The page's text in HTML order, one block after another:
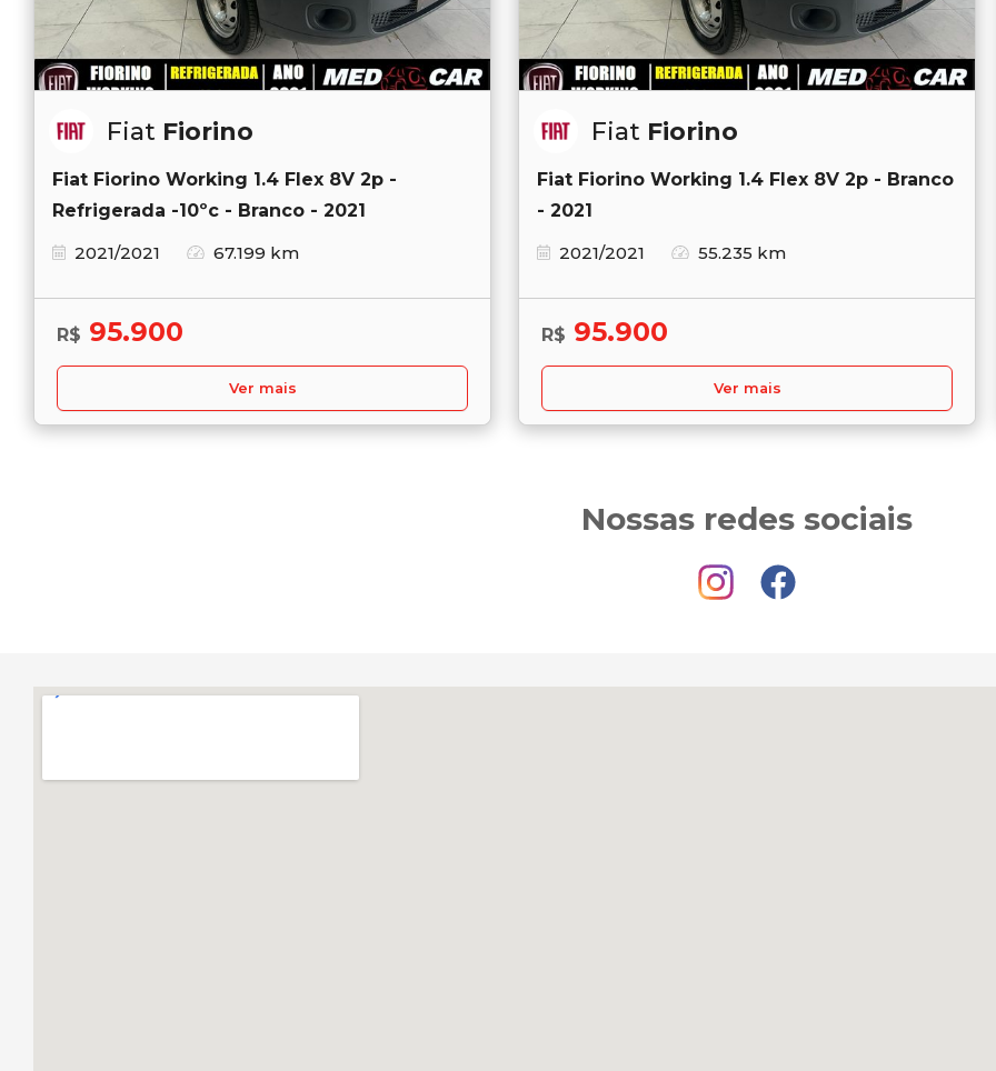
Fiat Fiorino
Fiat Fiorino Working 1.4 Flex 8V 2p -
Refrigerada -10ºc - Branco - 2021
2021/2021
67.199 km
R$ 95.900
Ver mais
Fiat Fiorino
Fiat Fiorino Working 1.4 Flex 8V 2p - Branco
- 2021
2021/2021
55.235 km
R$ 95.900
Ver mais
Nossas redes sociais